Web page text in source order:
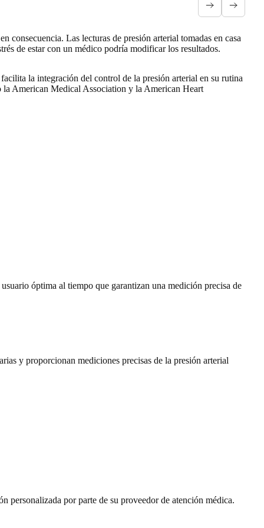
consecuencia. Las lecturas de presión arterial tomadas en casa
de estar con un médico podría modificar los resultados.
la integración del control de la presión arterial en su rutina
la American Medical Association y la American Heart
óptima al tiempo que garantizan una medición precisa de
y proporcionan mediciones precisas de la presión arterial
personalizada por parte de su proveedor de atención médica.